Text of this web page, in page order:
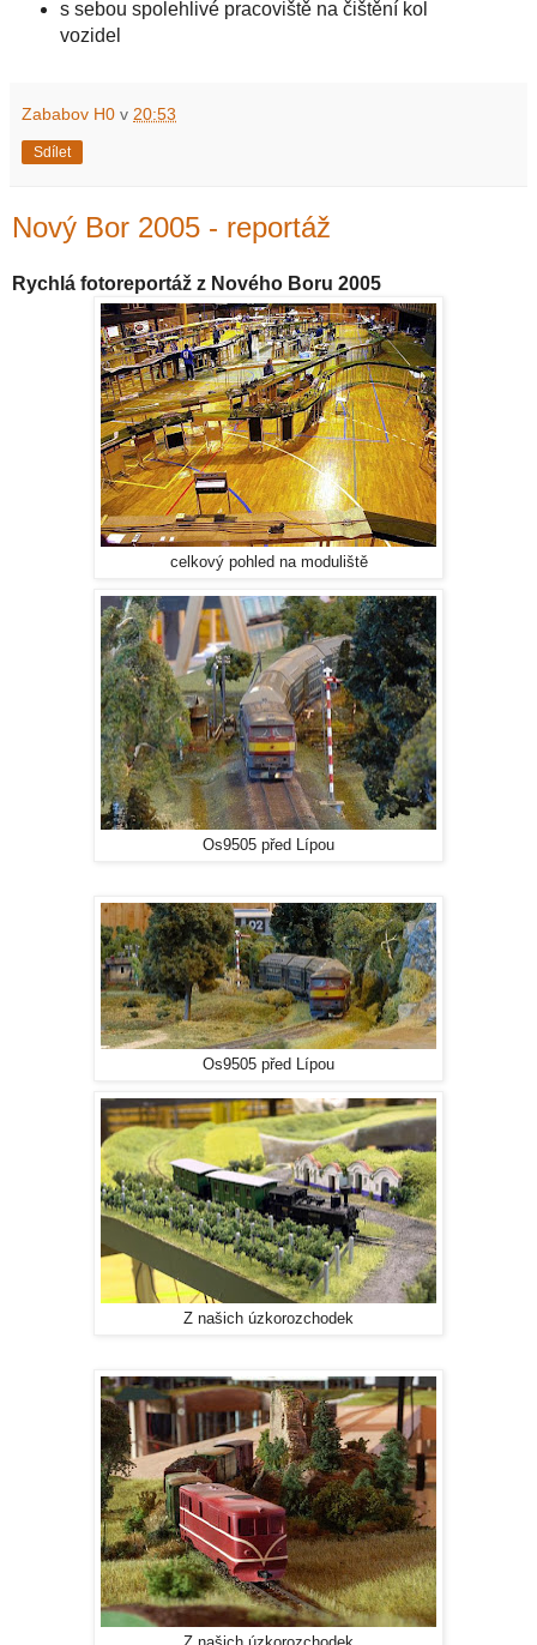
s sebou spolehlivé pracoviště na čištění kol
vozidel
Zababov H0 v 20:53
Sdílet
Nový Bor 2005 - reportáž
Rychlá fotoreportáž z Nového Boru 2005
celkový pohled na moduliště
Os9505 před Lípou
Os9505 před Lípou
Z našich úzkorozchodek